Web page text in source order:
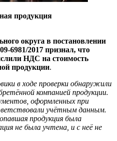
продукция
округа в постановлении
6981/2017 признал, что
НДС на стоимость
продукции.
в ходе проверки обнаружили
компанией продукции.
оформленных при
учётным данным.
продукция была
не была учтена, и с неё не